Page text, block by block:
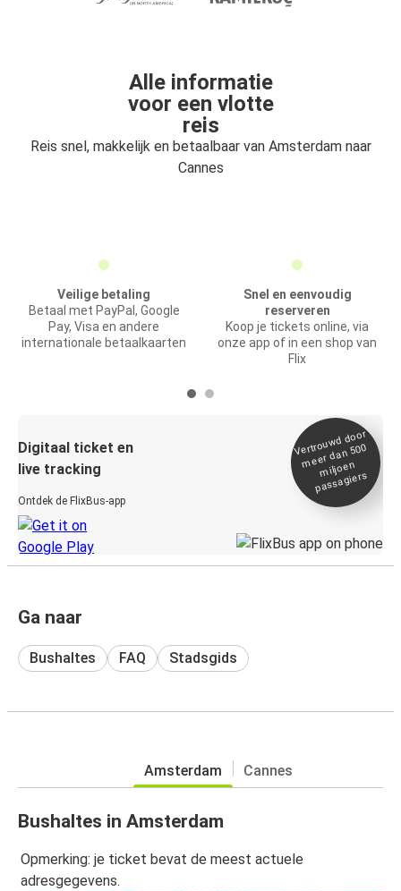
Alle informatie
voor een vlotte
reis
Reis snel, makkelijk en betaalbaar van Amsterdam naar
Cannes
Veilige betaling
Betaal met PayPal, Google
Pay, Visa en andere
internationale betaalkaarten
Snel en eenvoudig
reserveren
Koop je tickets online, via
onze app of in een shop van
Flix
Digitaal ticket en
live tracking
Ontdek de FlixBus-app
Vertrou
wd door
meer dan 500
miljoen
passagiers
Ga naar
Bushaltes FAQ Stadsgids
Amsterdam Cannes
Bushaltes in Amsterdam
Opmerking: je ticket bevat de meest actuele
adresgegevens.